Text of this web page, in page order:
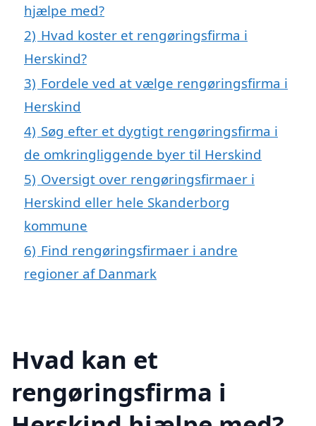
hjælpe med?
2) Hvad koster et rengøringsfirma i
Herskind?
3) Fordele ved at vælge rengøringsfirma i
Herskind
4) Søg efter et dygtigt rengøringsfirma i
de omkringliggende byer til Herskind
5) Oversigt over rengøringsfirmaer i
Herskind eller hele Skanderborg
kommune
6) Find rengøringsfirmaer i andre
regioner af Danmark
Hvad kan et
rengøringsfirma i